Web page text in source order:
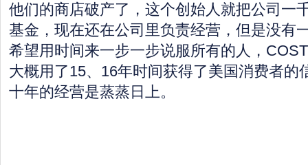
他们的商店破产了，这个创始人就把公司一
基金，现在还在公司里负责经营，但是没有
希望用时间来一步一步说服所有的人，
大概用了15、16年时间获得了美国消费者的
十年的经营是蒸蒸日上。